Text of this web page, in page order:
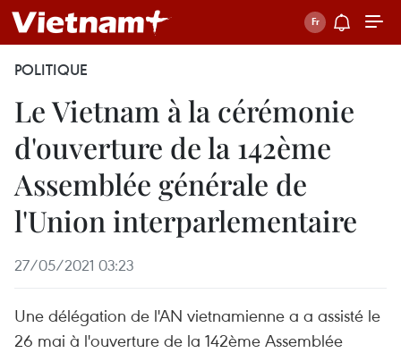
POLITIQUE
Le Vietnam à la cérémonie
d'ouverture de la 142ème
Assemblée générale de
l'Union interparlementaire
27/05/2021 03:23
Une délégation de l'AN vietnamienne a a assisté le
26 mai à l'ouverture de la 142ème Assemblée